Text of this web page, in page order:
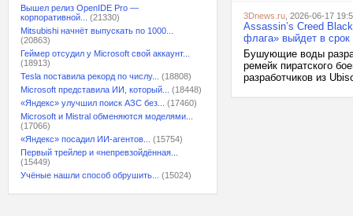
Вышел релиз OpenIDE Pro —
корпоративной...
(21330)
Mitsubishi начнёт выпускать по 1000...
(20863)
Геймер отсудил у Microsoft свой аккаунт...
(18913)
Tesla поставила рекорд по числу...
(18808)
Microsoft представила ИИ, который...
(18448)
«Яндекс» улучшил поиск АЗС без...
(17460)
Microsoft и Mistral обменяются моделями...
(17066)
«Яндекс» посадил ИИ-агентов...
(15754)
Первый трейлер и «непревзойдённая...
(15449)
Учёные нашли способ обрушить...
(15024)
3Dnews.ru , 2026-06-17
Assassin’s Creed
флага» выйдет в срок
Бушующие воды
ремейк пиратского
разработчиков из